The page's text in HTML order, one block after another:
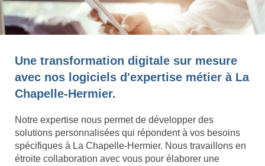
Une transformation digitale sur mesure
avec nos logiciels d'expertise métier à La
Chapelle-Hermier.
Notre expertise nous permet de développer des
solutions personnalisées qui répondent à vos besoins
spécifiques à La Chapelle-Hermier. Nous travaillons en
étroite collaboration avec vous pour élaborer une